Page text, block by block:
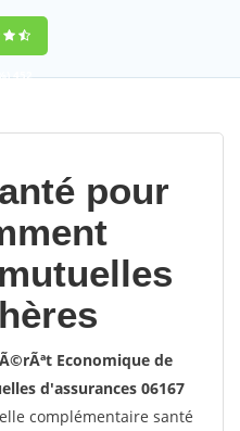
452
pour
Economique de
d'assurances 06167
complémentaire santé